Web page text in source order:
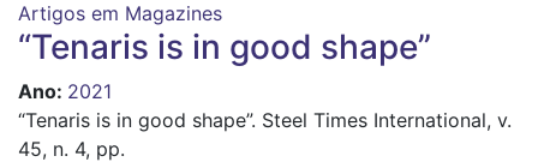
Artigos em Magazines
“Tenaris is in good shape”
Ano: 2021
“Tenaris is in good shape”. Steel Times International, v.
45, n. 4, pp.